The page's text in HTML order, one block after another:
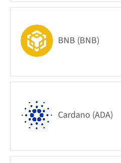
BNB (BNB)
Cardano (ADA)